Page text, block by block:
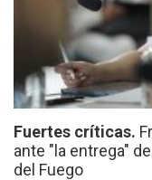
Fuertes críticas.
ante "la entrega"
del Fuego